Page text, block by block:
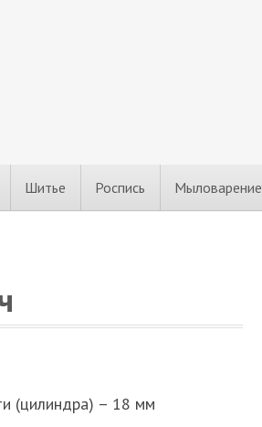
Шитье Роспись Мыловарение
(цилиндра) – 18 мм